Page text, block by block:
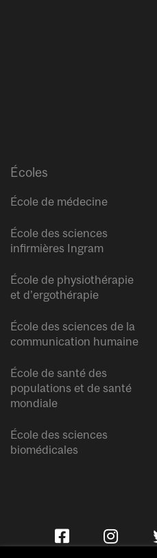
Écoles
École de médecine
École des sciences
infirmières Ingram
École de physiothérapie
et d’ergothérapie
École des sciences de la
communication humaine
École de santé des
populations et de santé
mondiale
École des sciences
biomédicales